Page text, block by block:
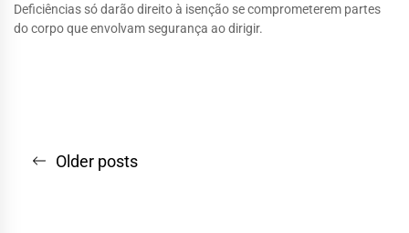
Deficiências só darão direito à isenção se comprometerem partes
do corpo que envolvam segurança ao dirigir.
Navegação
Older posts